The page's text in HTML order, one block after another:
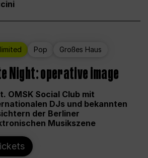
Pop Großes Haus
Night: operative image
OMSK Social Club mit
DJs und bekannten
der Berliner
Musikszene